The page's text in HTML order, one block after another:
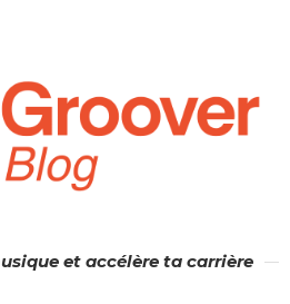
et accélère ta carrière